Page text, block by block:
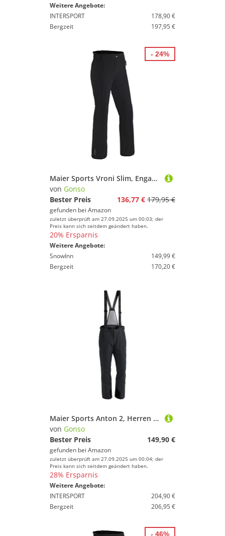
Weitere Angebote:
INTERSPORT
178,90 €
Bergzeit
197,95 €
Maier Sports Vroni Slim, Enganliegende Damen Skihose, Wasserdichte Schneehose, Stretchmaterial und verstellbarer Bund, PFC-frei, mTHERM Wattierung & mTEX Wetterschutz, Schwarz, Gr. 80 (W31/L33)
von Gonso
Bester Preis
136,77 € 179,95 €
gefunden bei Amazon
zuletzt überprüft am 27.09.2025 um 00:03; der
Preis kann sich seitdem geändert haben.
20% Ersparnis
Weitere Angebote:
SnowInn
149,99 €
Bergzeit
170,20 €
- 24%
Maier Sports Anton 2, Herren Skihose, Wasserdichte Schneehose mit Hosenträgern, Stretchmaterial und verstellbarer Bund, PFC-frei, mTHERM Wattierung & mTEX Wetterschutz
von Gonso
Bester Preis
149,90 €
gefunden bei Amazon
zuletzt überprüft am 27.09.2025 um 00:04; der
Preis kann sich seitdem geändert haben.
28% Ersparnis
Weitere Angebote:
INTERSPORT
204,90 €
Bergzeit
206,95 €
- 46%